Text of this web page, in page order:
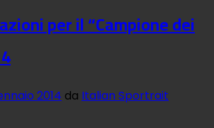
per il “Campione dei
2014 da Italian Sportrait